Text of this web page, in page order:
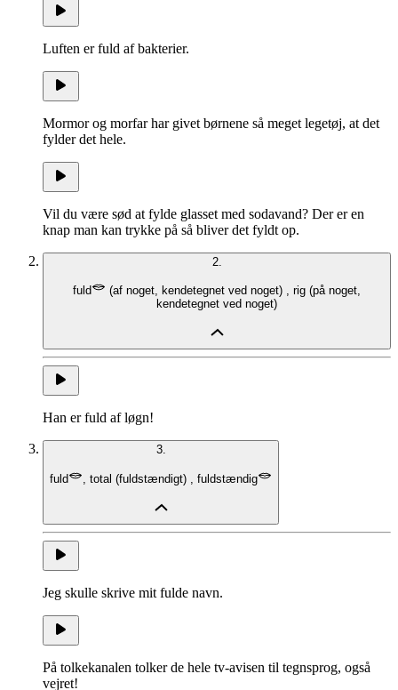
Luften er fuld af bakterier.
Mormor og morfar har givet børnene så meget legetøj, at det
fylder det hele.
Vil du være sød at fylde glasset med sodavand? Der er en
knap man kan trykke på så bliver det fyldt op.
2.
fuld (af noget, kendetegnet ved noget) rig (på noget,
kendetegnet ved noget)
Han er fuld af løgn!
3.
fuld total (fuldstændigt) fuldstændig
Jeg skulle skrive mit fulde navn.
På tolkekanalen tolker de hele tv-avisen til tegnsprog, også
vejret!